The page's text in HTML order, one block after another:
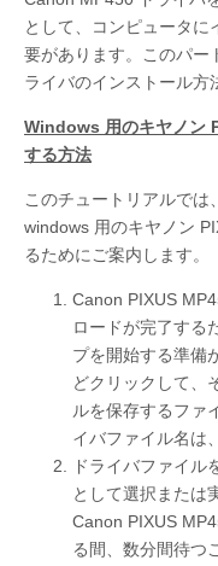
として、コンピュータ
要があります。このパー
ライバのインストール方
Windows 用のキヤノン
する方法
このチュートリアルでは
windows 用のキヤノン
るためにご案内します。
Canon PIXUS
ロードが完了する
プを開始する準備
どクリックして、
ルを保存するファ
イバファイル名は
ドライバファイル
として選択または
Canon PIXUS
る間、数分間待つ